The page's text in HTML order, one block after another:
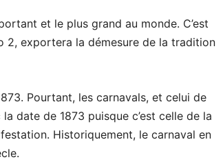
et le plus grand au monde. C’est
2, exportera la démesure de la tradition
Pourtant, les carnavals, et celui de
date de 1873 puisque c’est celle de la
Historiquement, le carnaval en